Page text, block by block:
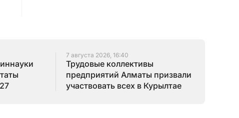
7 августа 2026, 16:40
Трудовые коллективы
предприятий Алматы призвали
участвовать всех в Курылтае